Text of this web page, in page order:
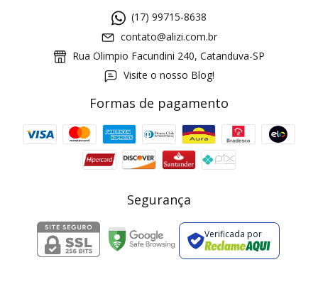
(17) 99715-8638
contato@alizi.com.br
Rua Olimpio Facundini 240, Catanduva-SP
Visite o nosso Blog!
Formas de pagamento
Segurança
Verificada por
Cupom 1a compra: GANHE5
2 pecas 7% OFF